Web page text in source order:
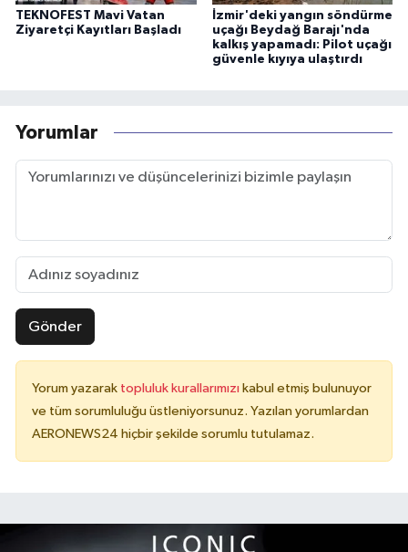
TEKNOFEST Mavi Vatan
Ziyaretçi Kayıtları Başladı
İzmir'deki yangın söndürme
uçağı Beydağ Barajı'nda
kalkış yapamadı: Pilot uçağı
güvenle kıyıya ulaştırdı
Yorumlar
Gönder
Yorum yazarak topluluk kurallarımızı kabul etmiş bulunuyor
ve tüm sorumluluğu üstleniyorsunuz. Yazılan yorumlardan
AERONEWS24 hiçbir şekilde sorumlu tutulamaz.